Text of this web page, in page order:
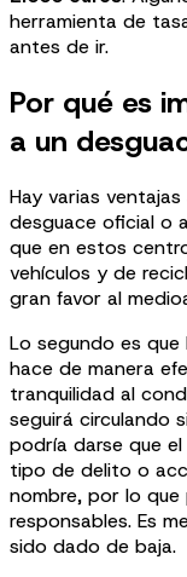
herramienta de
antes de ir.
Por qué es
a un
Hay varias
desguace oficial o
que en estos
vehículos y de
gran favor al
Lo segundo es
hace de manera
tranquilidad al
seguirá circulando
podría darse que
tipo de delito o
nombre, por lo
responsables. Es
sido dado de baja.